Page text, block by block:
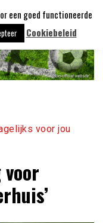
voor jou
een goed functioneerde
Cookiebeleid